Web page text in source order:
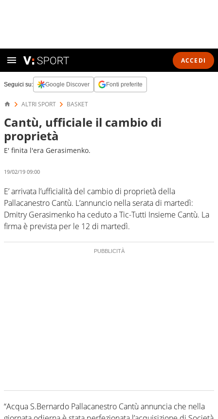
ACCEDI
Seguici su: Google Discover Fonti preferite
ALTRI SPORT BASKET
Cantù, ufficiale il cambio di
proprietà
E' finita l'era Gerasimenko.
19/02/19 09:00
E’ arrivata l’ufficialità del cambio di proprietà della
Pallacanestro Cantù. L’annuncio nella serata di martedì:
Dmitry Gerasimenko ha ceduto a Tic-Tutti Insieme Cantù. La
firma è prevista per le 12 di martedì.
“Acqua S.Bernardo Pallacanestro Cantù annuncia che nella